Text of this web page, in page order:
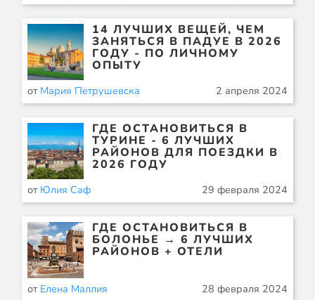
14 ЛУЧШИХ ВЕЩЕЙ, ЧЕМ
ЗАНЯТЬСЯ В ПАДУЕ В 2026
ГОДУ - ПО ЛИЧНОМУ
ОПЫТУ
от Мария Петрушевска 2 апреля 2024
ГДЕ ОСТАНОВИТЬСЯ В
ТУРИНЕ - 6 ЛУЧШИХ
РАЙОНОВ ДЛЯ ПОЕЗДКИ В
2026 ГОДУ
от Юлия Саф 29 февраля 2024
ГДЕ ОСТАНОВИТЬСЯ В
БОЛОНЬЕ → 6 ЛУЧШИХ
РАЙОНОВ + ОТЕЛИ
от Елена Маллия 28 февраля 2024